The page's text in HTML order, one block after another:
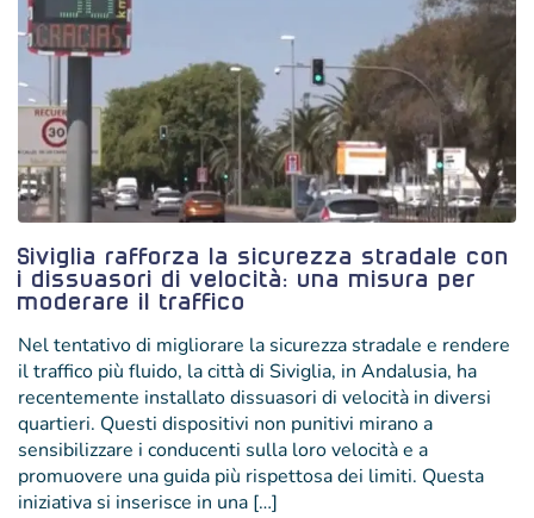
Siviglia rafforza la sicurezza stradale con
i dissuasori di velocità: una misura per
moderare il traffico
Nel tentativo di migliorare la sicurezza stradale e rendere
il traffico più fluido, la città di Siviglia, in Andalusia, ha
recentemente installato dissuasori di velocità in diversi
quartieri. Questi dispositivi non punitivi mirano a
sensibilizzare i conducenti sulla loro velocità e a
promuovere una guida più rispettosa dei limiti. Questa
iniziativa si inserisce in una […]